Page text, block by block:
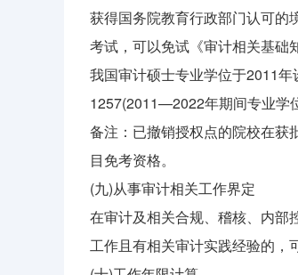
获得国务院教育行政部门认可的
考试，可以免试《审计相关基础
我国审计硕士专业学位于2011
1257(2011—2022年期间专业学
备注：已撤销授权点的院校在获
目免考资格。
(九)从事审计相关工作界定
在审计及相关合规、稽核、内部
工作且有相关审计实践经验的，